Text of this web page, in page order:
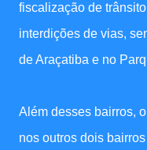
fiscalização de
interdições de vias,
de Araçatiba e no
Além desses bairros,
nos outros dois